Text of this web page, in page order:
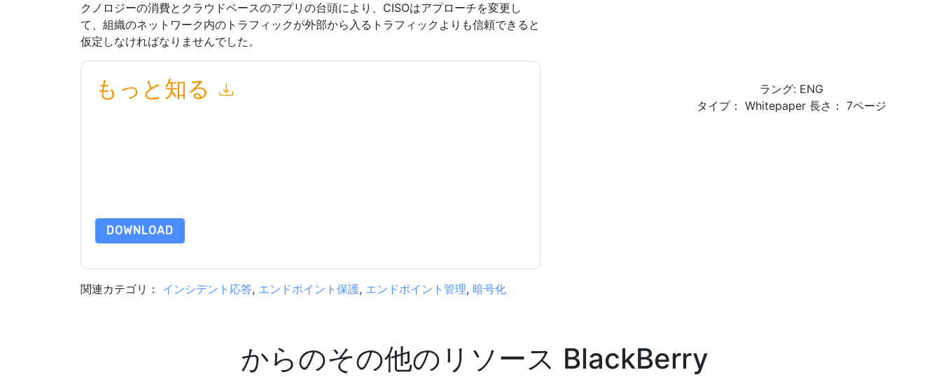
クノロジーの消費とクラウドベースのアプリの台頭により、CISOはアプローチを変更し
て、組織のネットワーク内のトラフィックが外部から入るトラフィックよりも信頼できると
仮定しなければなりませんでした。
もっと知る
DOWNLOAD
関連カテゴリ： インシデント応答, エンドポイント保護, エンドポイント管理, 暗号化
ラング: ENG
タイプ： Whitepaper 長さ： 7ページ
からのその他のリソース BlackBerry